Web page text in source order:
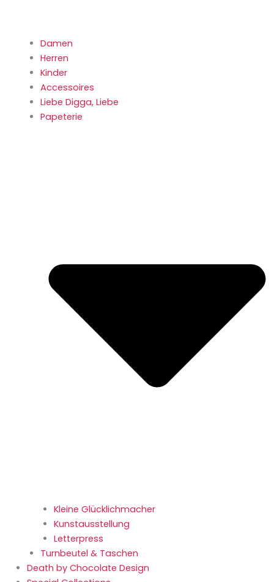
Damen
Herren
Kinder
Accessoires
Liebe Digga, Liebe
Papeterie
Kleine Glücklichmacher
Kunstausstellung
Letterpress
Turnbeutel & Taschen
Death by Chocolate Design